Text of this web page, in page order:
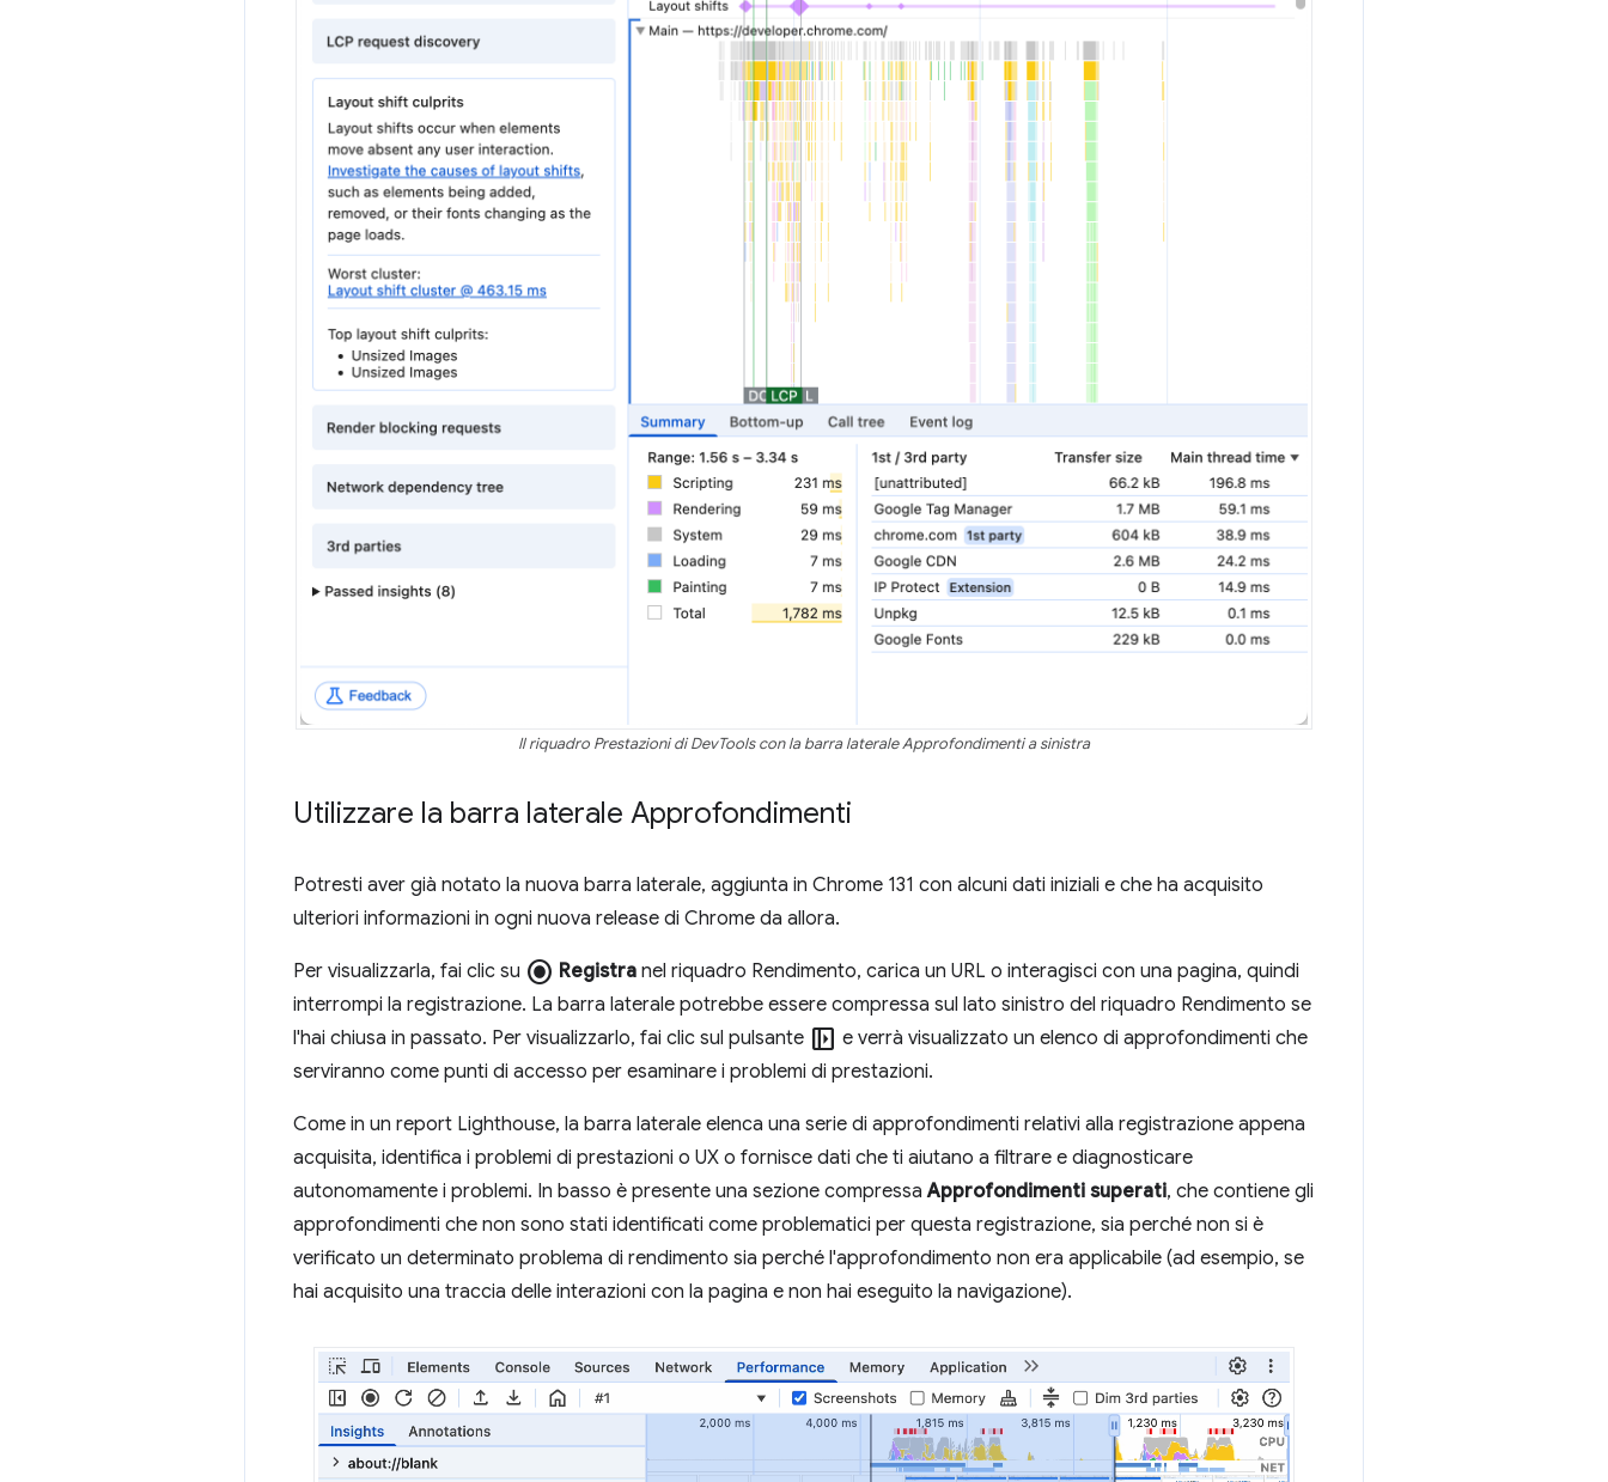
Il riquadro Prestazioni di DevTools con la barra laterale Approfondimenti a sinistra
Utilizzare la barra laterale Approfondimenti
Potresti aver già notato la nuova barra laterale, aggiunta in Chrome 131 con alcuni dati iniziali e che ha acquisito
ulteriori informazioni in ogni nuova release di Chrome da allora.
Per visualizzarla, fai clic su radio_button_checked Registra nel riquadro Rendimento, carica un URL o interagisci con una pagina, quindi
interrompi la registrazione. La barra laterale potrebbe essere compressa sul lato sinistro del riquadro Rendimento se
l'hai chiusa in passato. Per visualizzarlo, fai clic sul pulsante left_panel_open e verrà visualizzato un elenco di approfondimenti che
serviranno come punti di accesso per esaminare i problemi di prestazioni.
Come in un report Lighthouse, la barra laterale elenca una serie di approfondimenti relativi alla registrazione appena
acquisita, identifica i problemi di prestazioni o UX o fornisce dati che ti aiutano a filtrare e diagnosticare
autonomamente i problemi. In basso è presente una sezione compressaApprofondimenti superati, che contiene gli
approfondimenti che non sono stati identificati come problematici per questa registrazione, sia perché non si è
verificato un determinato problema di rendimento sia perché l'approfondimento non era applicabile (ad esempio, se
hai acquisito una traccia delle interazioni con la pagina e non hai eseguito la navigazione).